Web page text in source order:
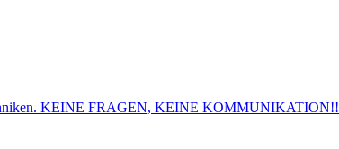
KEINE FRAGEN, KEINE KOMMUNIKATION!!